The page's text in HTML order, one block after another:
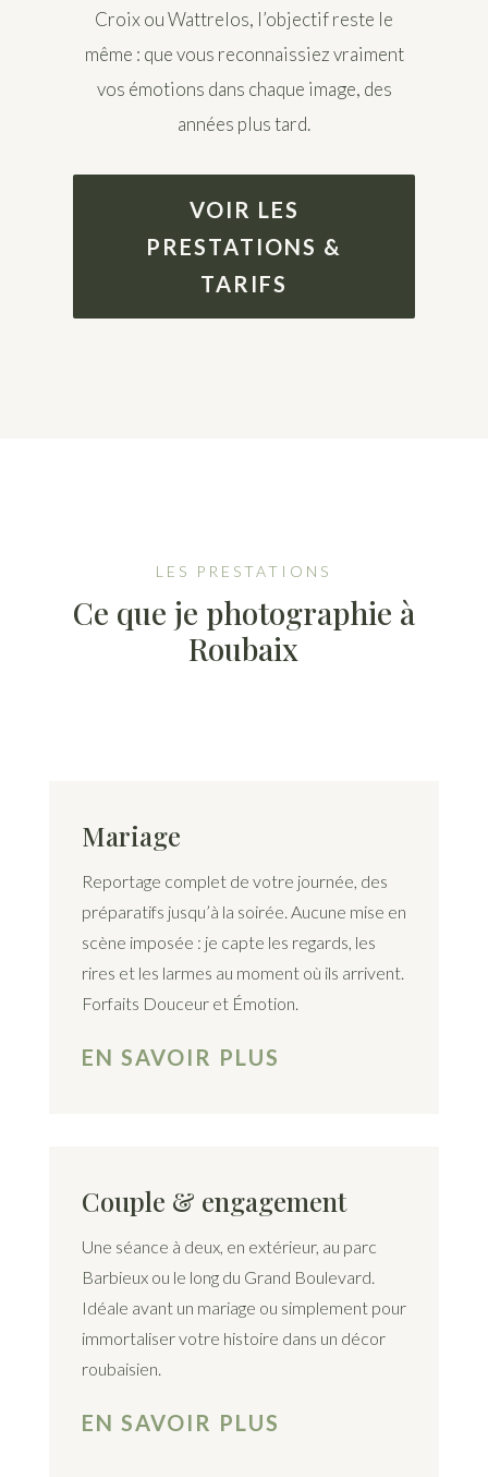
Croix ou Wattrelos, l’objectif reste le
même : que vous reconnaissiez vraiment
vos émotions dans chaque image, des
années plus tard.
VOIR LES
PRESTATIONS &
TARIFS
LES PRESTATIONS
Ce que je photographie à
Roubaix
Mariage
Reportage complet de votre journée, des
préparatifs jusqu’à la soirée. Aucune mise en
scène imposée : je capte les regards, les
rires et les larmes au moment où ils arrivent.
Forfaits Douceur et Émotion.
EN SAVOIR PLUS
Couple & engagement
Une séance à deux, en extérieur, au parc
Barbieux ou le long du Grand Boulevard.
Idéale avant un mariage ou simplement pour
immortaliser votre histoire dans un décor
roubaisien.
EN SAVOIR PLUS